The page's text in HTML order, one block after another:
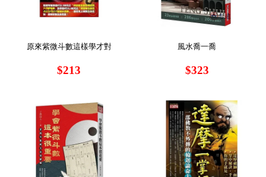
原來紫微斗數這樣學才對
$213
風水喬一喬
$323